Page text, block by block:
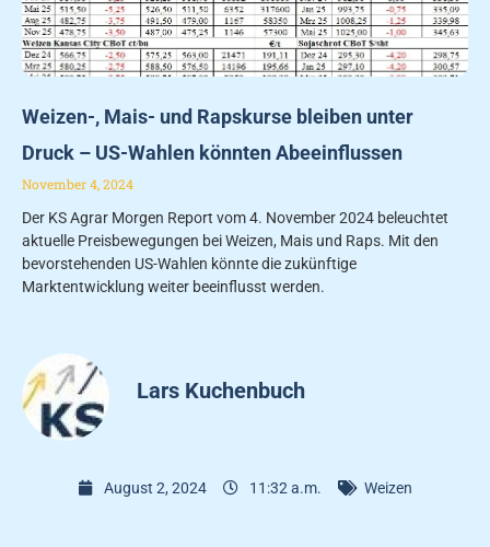
Weizen-, Mais- und Rapskurse bleiben unter
Druck – US-Wahlen könnten Abeeinflussen
November 4, 2024
Der KS Agrar Morgen Report vom 4. November 2024 beleuchtet
aktuelle Preisbewegungen bei Weizen, Mais und Raps. Mit den
bevorstehenden US-Wahlen könnte die zukünftige
Marktentwicklung weiter beeinflusst werden.
Lars Kuchenbuch
August 2, 2024 11:32 a.m. Weizen